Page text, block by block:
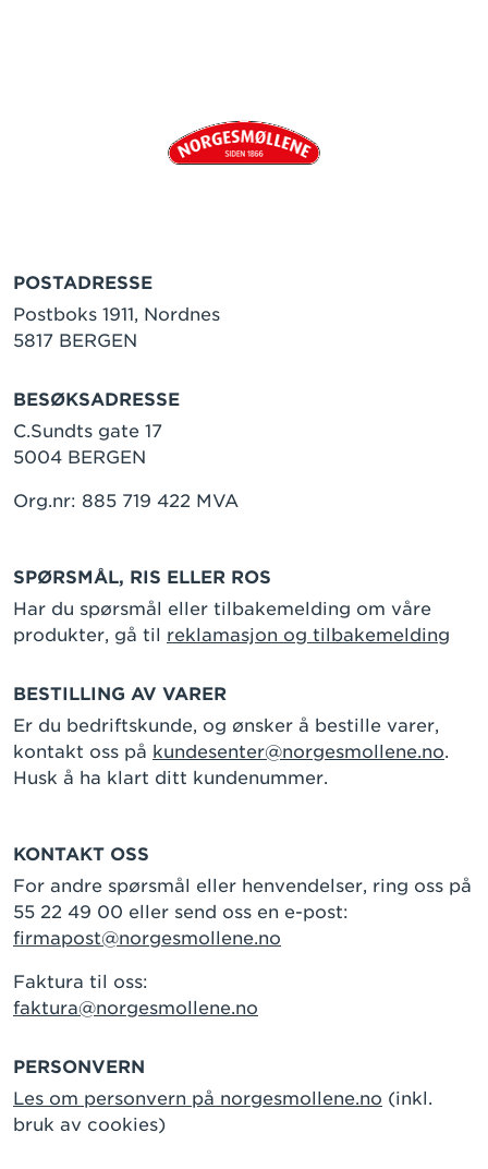
POSTADRESSE
Postboks 1911, Nordnes
5817 BERGEN
BESØKSADRESSE
C.Sundts gate 17
5004 BERGEN
Org.nr: 885 719 422 MVA
SPØRSMÅL, RIS ELLER ROS
Har du spørsmål eller tilbakemelding om våre
produkter, gå til reklamasjon og tilbakemelding
BESTILLING AV VARER
Er du bedriftskunde, og ønsker å bestille varer,
kontakt oss på kundesenter@norgesmollene.no.
Husk å ha klart ditt kundenummer.
KONTAKT OSS
For andre spørsmål eller henvendelser, ring oss på
55 22 49 00 eller send oss en e-post:
firmapost@norgesmollene.no
Faktura til oss:
faktura@norgesmollene.no
PERSONVERN
Les om personvern på norgesmollene.no (inkl.
bruk av cookies)